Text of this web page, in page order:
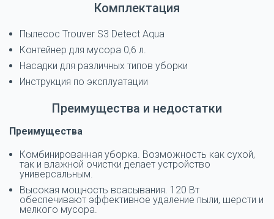
Комплектация
Пылесос Trouver S3 Detect Aqua
Контейнер для мусора 0,6 л.
Насадки для различных типов уборки
Инструкция по эксплуатации
Преимущества и недостатки
Преимущества
Комбинированная уборка. Возможность как сухой,
так и влажной очистки делает устройство
универсальным.
Высокая мощность всасывания. 120 Вт
обеспечивают эффективное удаление пыли, шерсти и
мелкого мусора.